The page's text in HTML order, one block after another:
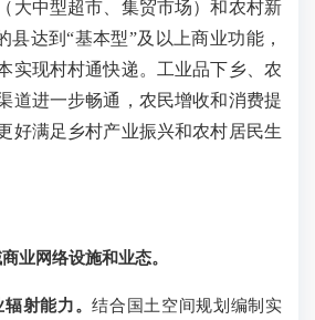
大中型超市、集贸市场）和农村新
县达到“基本型”及以上商业功能，
实现村村通快递。工业品下乡、农
道进一步畅通，农民增收和消费提
好满足乡村产业振兴和农村居民生
网络设施和业态。
射能力。结合国土空间规划编制实